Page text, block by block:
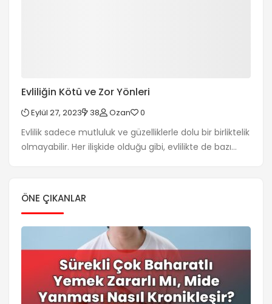
Evliliğin Kötü ve Zor Yönleri
Eylül 27, 2023 38 Ozan 0
Evlilik sadece mutluluk ve güzelliklerle dolu bir birliktelik
olmayabilir. Her ilişkide olduğu gibi, evlilikte de bazı
güçlendirmek ve mutlu bir evlilik sürdürmek için
önemlidir. Bu makalede, evliliğin kötü ve zor yönlerini
sıkıntılar, çatışmalar gibi konuları […]
ÖNE ÇIKANLAR